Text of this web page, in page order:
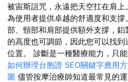
被宙斯詛咒，永遠把天空扛在肩
為使用者提供卓越的舒適度和支
部、頸部和肩部提供額外支撐，
的高度也可調節，因此您可以找
位置。 診斷是一種醫療能力，只能
如何辦理台胞證 SEO關鍵字應用
圍 儘管按摩治療師知道最常見的